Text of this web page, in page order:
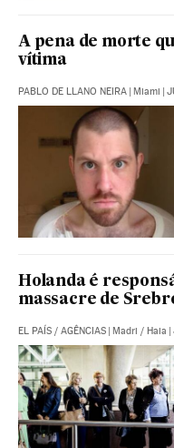
A pena de morte
vítima
PABLO DE LLANO NEIRA | Miami |
Holanda é
massacre de
EL PAÍS / AGÊNCIAS | Madri / Haia |